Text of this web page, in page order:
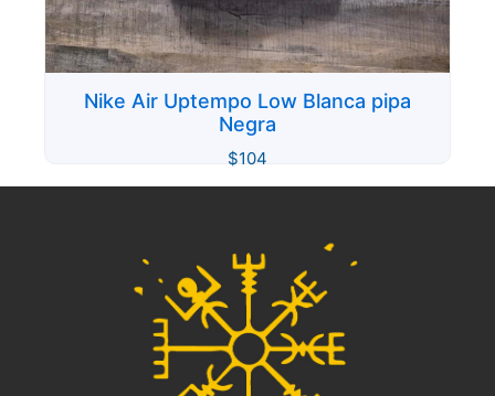
Nike Air Uptempo Low Blanca pipa
Negra
$104